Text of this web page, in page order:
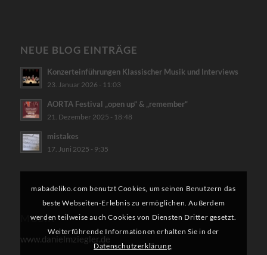
NEUE BLOG EINTRÄGE
Konzerteinführungen Klassischer Musik und Interviews
23. Januar 2026 - 11:03
AORTA Festival „open up“ & „remember“
21. Dezember 2025 - 18:48
mistakes
17. Juni 2025 - 9:35
MUSIK
www.danielmziegler.de
mabadeliko.com benutzt Cookies, um seinen Benutzern das
beste Webseiten-Erlebnis zu ermöglichen. Außerdem
werden teilweise auch Cookies von Diensten Dritter gesetzt.
Weiterführende Informationen erhalten Sie in der
Datenschutzerklärung